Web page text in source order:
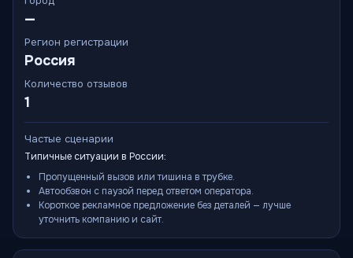
—
Регион регистрации
Россия
Количество отзывов
1
Частые сценарии
Типичные ситуации в России:
Пропущенный вызов или тишина в трубке.
Автообзвон с паузой перед ответом оператора.
Короткое рекламное предложение без деталей — лучше
уточнить компанию и сайт.